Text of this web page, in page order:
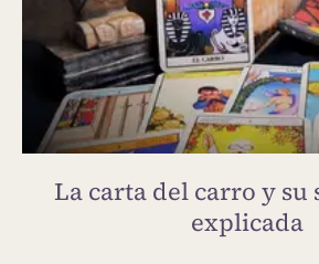
La carta del carro y
explicada